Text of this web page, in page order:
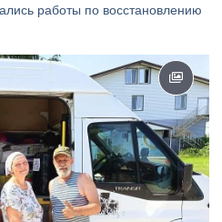
работы по восстановлению